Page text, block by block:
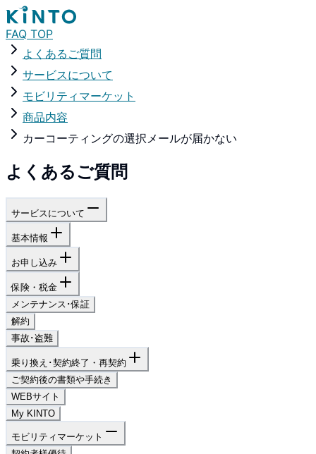
FAQ TOP
よくあるご質問
サービスについて
モビリティマーケット
商品内容
カーコーティングの選択メールが届かない
よくあるご質問
サービスについて
基本情報
お申し込み
保険・税金
メンテナンス･保証
解約
事故･盗難
乗り換え･契約終了・再契約
ご契約後の書類や手続き
WEBサイト
My KINTO
モビリティマーケット